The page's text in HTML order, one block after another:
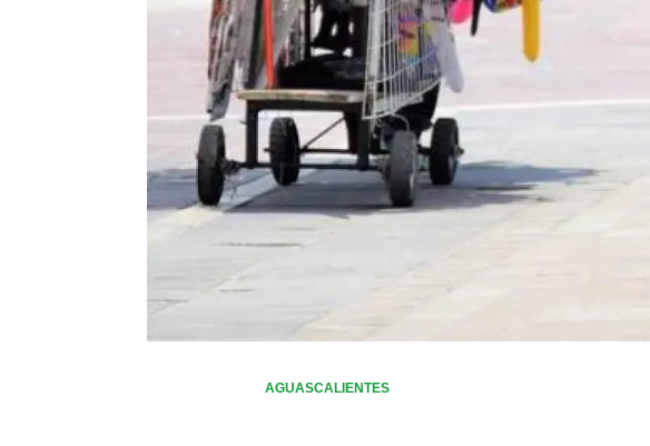
AGUASCALIENTES